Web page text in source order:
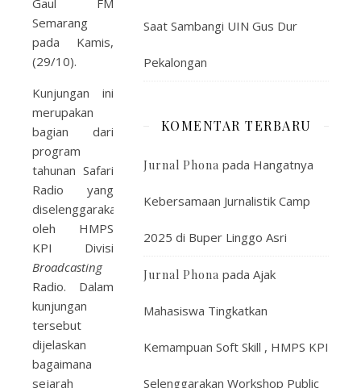
Gaul FM
Semarang
pada Kamis,
(29/10).
Kunjungan ini
merupakan
bagian dari
program
tahunan Safari
Radio yang
diselenggarakan
oleh HMPS
KPI Divisi
Broadcasting
Radio. Dalam
kunjungan
tersebut
dijelaskan
bagaimana
sejarah
Saat Sambangi UIN Gus Dur
Pekalongan
KOMENTAR TERBARU
Jurnal Phona pada Hangatnya
Kebersamaan Jurnalistik Camp
2025 di Buper Linggo Asri
Jurnal Phona pada Ajak
Mahasiswa Tingkatkan
Kemampuan Soft Skill , HMPS KPI
Selenggarakan Workshop Public